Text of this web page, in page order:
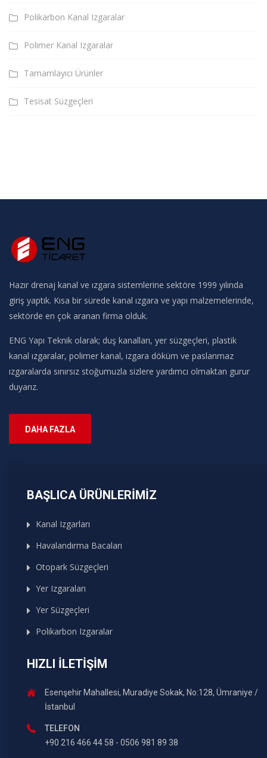
Polikarbon Kanal Izgaralar
Polimer Kanal Izgaralar
Tamamlayıcı Ürünler
Tesisat Süzgeçleri
Hazır drenaj kanal ve ızgara sistemlerine sektöre 1999 yılında
giriş yaptık. Kısa bir sürede kanal ızgara ve yapı malzemelerinde,
sektörde en çok aranan firma olduk.
ENG Yapı Teknik olarak; duş kanalları, yer süzgeçleri, plastik
kanal ızgaralar, polimer kanal, ızgara döküm ve paslanmaz
ızgaralarda sınırsız stoğumuzla sizlere yardımcı olmaktan gurur
duyarız.
DAHA FAZLA
BAŞLICA ÜRÜNLERIMIZ
Kanal Izgarları
Havalandırma Bacaları
Otopark Süzgeçleri
Yer Izgaraları
Yer Süzgeçleri
Polikarbon Izgaralar
HIZLI İLETIŞIM
Esenşehir Mahallesi, Muradiye Sokak, No:128, Ümraniye /
İstanbul
TELEFON
+90 216 466 44 58 - 0506 981 89 38